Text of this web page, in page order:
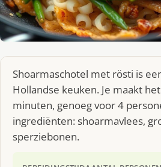
Shoarmaschotel met rösti is
Hollandse keuken. Je maakt
minuten, genoeg voor 4
ingrediënten: shoarmavlees,
sperziebonen.